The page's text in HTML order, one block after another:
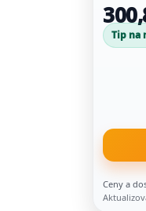
Tip na
Ceny a